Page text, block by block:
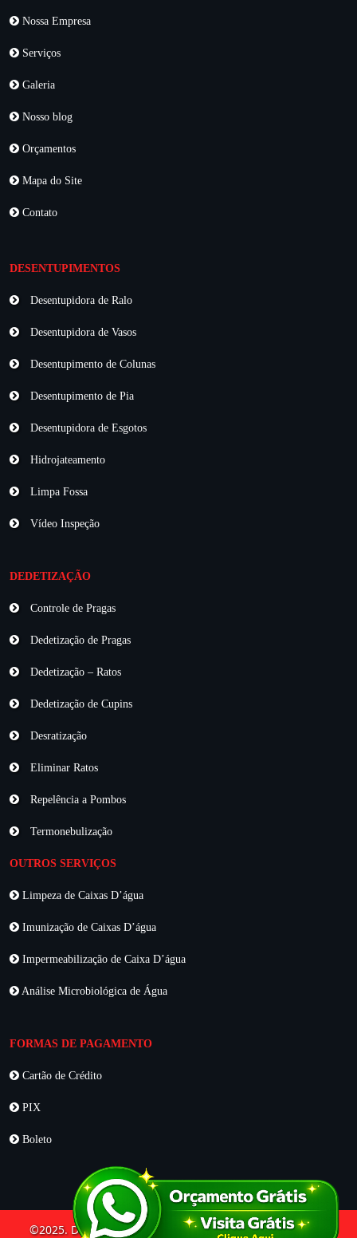
Nossa Empresa
Serviços
Galeria
Nosso blog
Orçamentos
Mapa do Site
Contato
DESENTUPIMENTOS
Desentupidora de Ralo
Desentupidora de Vasos
Desentupimento de Colunas
Desentupimento de Pia
Desentupidora de Esgotos
Hidrojateamento
Limpa Fossa
Vídeo Inspeção
DEDETIZAÇÃO
Controle de Pragas
Dedetização de Pragas
Dedetização – Ratos
Dedetização de Cupins
Desratização
Eliminar Ratos
Repelência a Pombos
Termonebulização
OUTROS SERVIÇOS
Limpeza de Caixas D’água
Imunização de Caixas D’água
Impermeabilização de Caixa D’água
Análise Microbiológica de Água
FORMAS DE PAGAMENTO
Cartão de Crédito
PIX
Boleto
©2025. DDLIFE Desentupidora e Dedetizadora. Todos os